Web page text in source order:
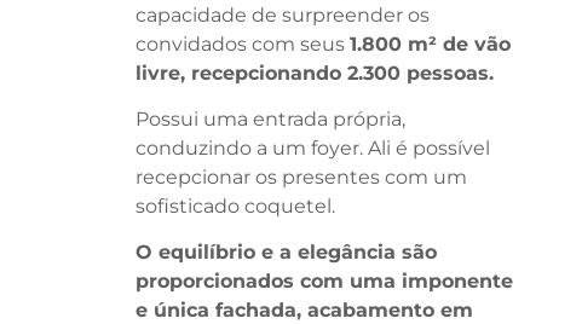
capacidade de surpreender os
convidados com seus 1.800 m² de vão
livre, recepcionando 2.300 pessoas.
Possui uma entrada própria,
conduzindo a um foyer. Ali é possível
recepcionar os presentes com um
sofisticado coquetel.
O equilíbrio e a elegância são
proporcionados com uma imponente
e única fachada, acabamento em